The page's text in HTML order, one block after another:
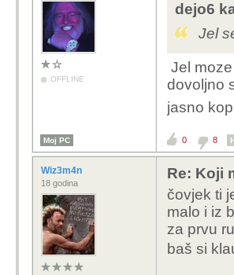
OFFLINE
dejo6
Jel
Jel
dovoljno
jasno
Moj PC 0 8
Wiz3m4n
18 godina
Re: Koji
čovjek ti
malo i iz
za prvu
baš si